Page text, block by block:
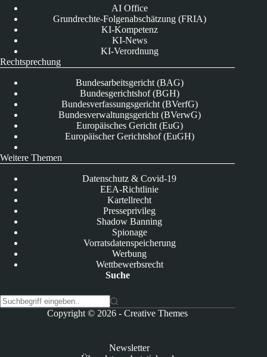
AI Office
Grundrechte-Folgenabschätzung (FRIA)
KI-Kompetenz
KI-News
KI-Verordnung
Rechtsprechung
Bundesarbeitsgericht (BAG)
Bundesgerichtshof (BGH)
Bundesverfassungsgericht (BVerfG)
Bundesverwaltungsgericht (BVerwG)
Europäisches Gericht (EuG)
Europäischer Gerichtshof (EuGH)
Weitere Themen
Datenschutz & Covid-19
EEA-Richtlinie
Kartellrecht
Presseprivileg
Shadow Banning
Spionage
Vorratsdatenspeicherung
Werbung
Wettbewerbsrecht
Suche
Copyright © 2026 -Creative Themes
Newsletter